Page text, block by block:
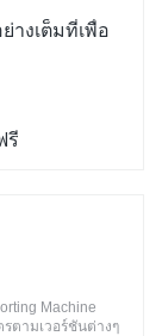
างเต็มที่เพื่อ
รี
Machine
ตามเวอร์ชันต่างๆ